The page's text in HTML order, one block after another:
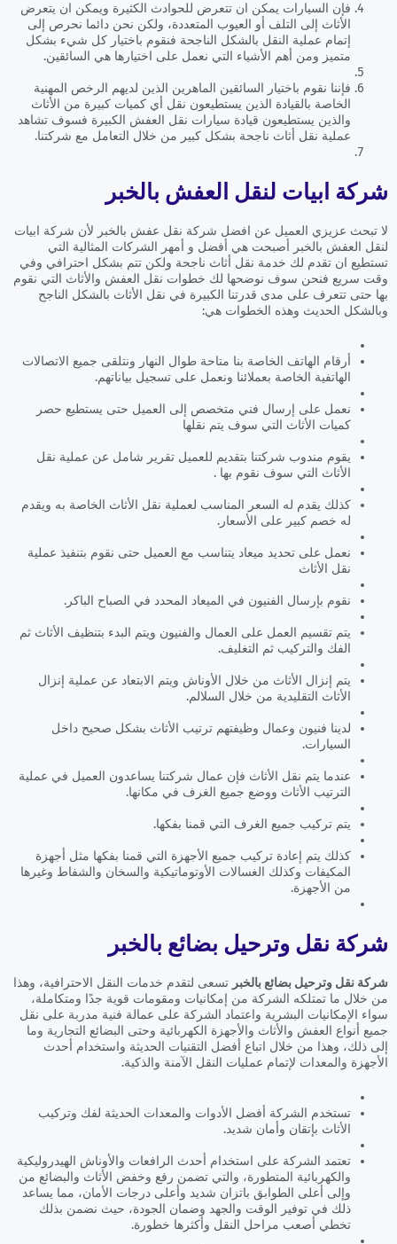
فإن السيارات يمكن ان تتعرض للحوادث الكثيرة ويمكن ان يتعرض
الأثاث إلى التلف أو العيوب المتعددة، ولكن نحن دائما نحرص إلى
إتمام عملية النقل بالشكل الناجحة فنقوم باختيار كل شيء بشكل
متميز ومن أهم الأشياء التي نعمل على اختيارها هي السائقين.
فإننا نقوم باختيار السائقين الماهرين الذين لديهم الرخص المهنية
الخاصة بالقيادة الذين يستطيعون نقل أي كميات كبيرة من الأثاث
والذين يستطيعون قيادة سيارات نقل العفش الكبيرة فسوف تشاهد
عملية نقل أثاث ناجحة بشكل كبير من خلال التعامل مع شركتنا.
شركة ابيات لنقل العفش بالخبر
لا تبحث عزيزي العميل عن افضل شركة نقل عفش بالخبر لأن شركة ابيات
لنقل العفش بالخبر أصبحت هي أفضل و أمهر الشركات المثالية التي
تستطيع ان تقدم لك خدمة نقل أثاث ناجحة ولكن تتم بشكل احترافي وفي
وقت سريع فنحن سوف نوضحها لك خطوات نقل العفش والأثاث التي نقوم
بها حتى تتعرف على مدى قدرتنا الكبيرة في نقل الأثاث بالشكل الناجح
وبالشكل الحديث وهذه الخطوات هي:
أرقام الهاتف الخاصة بنا متاحة طوال النهار ونتلقى جميع الاتصالات
الهاتفية الخاصة بعملائنا ونعمل على تسجيل بياناتهم.
نعمل على إرسال فني متخصص إلى العميل حتى يستطيع حصر
كميات الأثاث التي سوف يتم نقلها
يقوم مندوب شركتنا بتقديم للعميل تقرير شامل عن عملية نقل
الأثاث التي سوف نقوم بها .
كذلك يقدم له السعر المناسب لعملية نقل الأثاث الخاصة به ويقدم
له خصم كبير على الأسعار.
نعمل على تحديد ميعاد يتناسب مع العميل حتى نقوم بتنفيذ عملية
نقل الأثاث
نقوم بإرسال الفنيون في الميعاد المحدد في الصباح الباكر.
يتم تقسيم العمل على العمال والفنيون ويتم البدء بتنظيف الأثاث ثم
الفك والتركيب ثم التغليف.
يتم إنزال الأثاث من خلال الأوناش ويتم الابتعاد عن عملية إنزال
الأثاث التقليدية من خلال السلالم.
لدينا فنيون وعمال وظيفتهم ترتيب الأثاث بشكل صحيح داخل
السيارات.
عندما يتم نقل الأثاث فإن عمال شركتنا يساعدون العميل في عملية
الترتيب الأثاث ووضع جميع الغرف في مكانها.
يتم تركيب جميع الغرف التي قمنا بفكها.
كذلك يتم إعادة تركيب جميع الأجهزة التي قمنا بفكها مثل أجهزة
المكيفات وكذلك الغسالات الأوتوماتيكية والسخان والشفاط وغيرها
من الأجهزة.
شركة نقل وترحيل بضائع بالخبر
شركة نقل وترحيل بضائع بالخبر تسعى لتقدم خدمات النقل الاحترافية، وهذا
من خلال ما تمتلكه الشركة من إمكانيات ومقومات قوية جدًا ومتكاملة،
سواء الإمكانيات البشرية واعتماد الشركة على عمالة فنية مدربة على نقل
جميع أنواع العفش والأثاث والأجهزة الكهربائية وحتى البضائع التجارية وما
إلى ذلك، وهذا من خلال اتباع أفضل التقنيات الحديثة واستخدام أحدث
الأجهزة والمعدات لإتمام عمليات النقل الآمنة والذكية.
تستخدم الشركة أفضل الأدوات والمعدات الحديثة لفك وتركيب
الأثاث بإتقان وأمان شديد.
تعتمد الشركة على استخدام أحدث الرافعات والأوناش الهيدروليكية
والكهربائية المتطورة، والتي تضمن رفع وخفض الأثاث والبضائع من
وإلى أعلى الطوابق باتزان شديد وأعلى درجات الأمان، مما يساعد
ذلك في توفير الوقت والجهد وضمان الجودة، حيث نضمن بذلك
تخطي أصعب مراحل النقل وأكثرها خطورة.